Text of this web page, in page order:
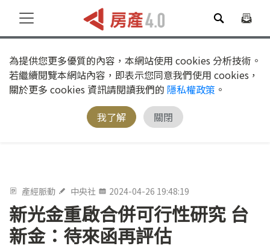
為提供您更多優質的內容，本網站使用 cookies 分析技術。
若繼續閱覽本網站內容，即表示您同意我們使用 cookies，
關於更多 cookies 資訊請閱讀我們的 隱私權政策 。
我了解
關閉
產經脈動 中央社 2024-04-26 19:48:19
新光金重啟合併可行性研究 台
新金：待來函再評估